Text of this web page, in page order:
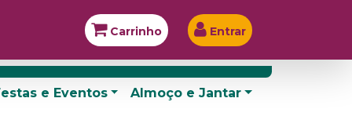
Carrinho Entrar
e Eventos Almoço e Jantar